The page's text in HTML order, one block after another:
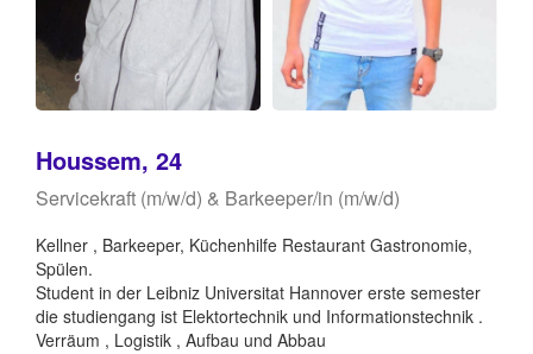
Houssem, 24
Servicekraft (m/w/d) & Barkeeper/in (m/w/d)
Kellner , Barkeeper, Küchenhilfe Restaurant Gastronomie,
Spülen.
Student in der Leibniz Universitat Hannover erste semester
die studiengang ist Elektortechnik und Informationstechnik .
Verräum , Logistik , Aufbau und Abbau